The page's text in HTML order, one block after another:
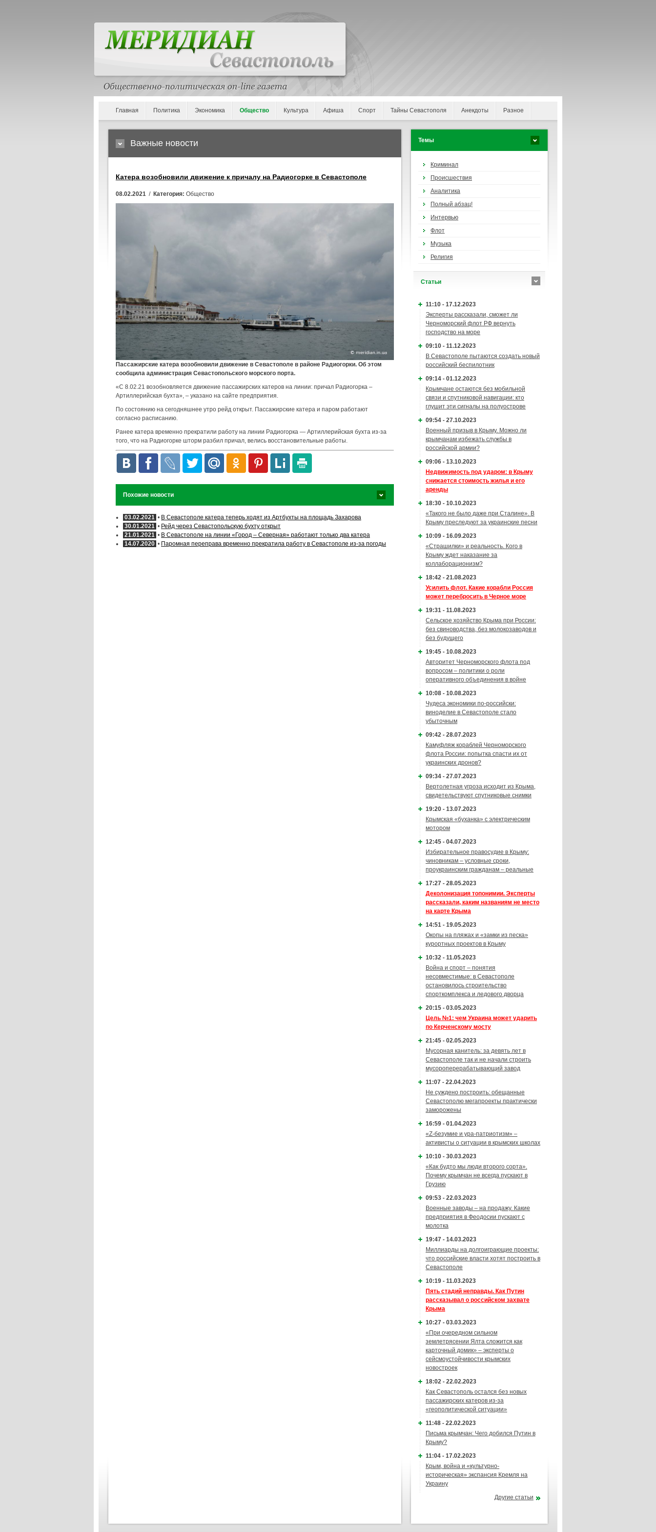
Главная Политика Экономика Общество Культура Афиша Спорт Тайны Севастополя Анекдоты Разное
Важные новости
Катера возобновили движение к причалу на Радиогорке в Севастополе
08.02.2021 / Категория: Общество
Пассажирские катера возобновили движение в Севастополе в районе Радиогорки. Об этом
сообщила администрация Севастопольского морского порта.
«С 8.02.21 возобновляется движение пассажирских катеров на линии: причал Радиогорка –
Артиллерийская бухта», – указано на сайте предприятия.
По состоянию на сегодняшнее утро рейд открыт. Пассажирские катера и паром работают
согласно расписанию.
Ранее катера временно прекратили работу на линии Радиогорка — Артиллерийская бухта из-за
того, что на Радиогорке шторм разбил причал, велись восстановительные работы.
Похожие новости
03.02.2021 • В Севастополе катера теперь ходят из Артбухты на площадь Захарова
30.01.2021 • Рейд через Севастопольскую бухту открыт
21.01.2021 • В Севастополе на линии «Город – Северная» работают только два катера
14.07.2020 • Паромная переправа временно прекратила работу в Севастополе из-за погоды
Темы
Криминал
Происшествия
Аналитика
Полный абзац!
Интервью
Флот
Музыка
Религия
Cтатьи
11:10 - 17.12.2023
Эксперты рассказали, сможет ли
Черноморский флот РФ вернуть
господство на море
09:10 - 11.12.2023
В Севастополе пытаются создать новый
российский беспилотник
09:14 - 01.12.2023
Крымчане остаются без мобильной
связи и спутниковой навигации: кто
глушит эти сигналы на полуострове
09:54 - 27.10.2023
Военный призыв в Крыму. Можно ли
крымчанам избежать службы в
российской армии?
09:06 - 13.10.2023
Недвижимость под ударом: в Крыму
снижается стоимость жилья и его
аренды
18:30 - 10.10.2023
«Такого не было даже при Сталине». В
Крыму преследуют за украинские песни
10:09 - 16.09.2023
«Страшилки» и реальность. Кого в
Крыму ждет наказание за
коллаборационизм?
18:42 - 21.08.2023
Усилить флот. Какие корабли Россия
может перебросить в Черное море
19:31 - 11.08.2023
Сельское хозяйство Крыма при России:
без свиноводства, без молокозаводов и
без будущего
19:45 - 10.08.2023
Авторитет Черноморского флота под
вопросом – политики о роли
оперативного объединения в войне
10:08 - 10.08.2023
Чудеса экономики по-российски:
виноделие в Севастополе стало
убыточным
09:42 - 28.07.2023
Камуфляж кораблей Черноморского
флота России: попытка спасти их от
украинских дронов?
09:34 - 27.07.2023
Вертолетная угроза исходит из Крыма,
свидетельствуют спутниковые снимки
19:20 - 13.07.2023
Крымская «буханка» с электрическим
мотором
12:45 - 04.07.2023
Избирательное правосудие в Крыму:
чиновникам – условные сроки,
проукраинским гражданам – реальные
17:27 - 28.05.2023
Деколонизация топонимии. Эксперты
рассказали, каким названиям не место
на карте Крыма
14:51 - 19.05.2023
Окопы на пляжах и «замки из песка»
курортных проектов в Крыму
10:32 - 11.05.2023
Война и спорт – понятия
несовместимые: в Севастополе
остановилось строительство
спорткомплекса и ледового дворца
20:15 - 03.05.2023
Цель №1: чем Украина может ударить
по Керченскому мосту
21:45 - 02.05.2023
Мусорная канитель: за девять лет в
Севастополе так и не начали строить
мусороперерабатывающий завод
11:07 - 22.04.2023
Не суждено построить: обещанные
Севастополю мегапроекты практически
заморожены
16:59 - 01.04.2023
«Z-безумие и ура-патриотизм» –
активисты о ситуации в крымских школах
10:10 - 30.03.2023
«Как будто мы люди второго сорта».
Почему крымчан не всегда пускают в
Грузию
09:53 - 22.03.2023
Военные заводы – на продажу. Какие
предприятия в Феодосии пускают с
молотка
19:47 - 14.03.2023
Миллиарды на долгоиграющие проекты:
что российские власти хотят построить в
Севастополе
10:19 - 11.03.2023
Пять стадий неправды. Как Путин
рассказывал о российском захвате
Крыма
10:27 - 03.03.2023
«При очередном сильном
землетрясении Ялта сложится как
карточный домик» – эксперты о
сейсмоустойчивости крымских
новостроек
18:02 - 22.02.2023
Как Севастополь остался без новых
пассажирских катеров из-за
«геополитической ситуации»
11:48 - 22.02.2023
Письма крымчан: Чего добился Путин в
Крыму?
11:04 - 17.02.2023
Крым, война и «культурно-
историческая» экспансия Кремля на
Украину
Другие статьи